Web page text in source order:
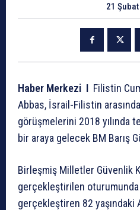
21
Haber Merkezi I Filistin
Abbas, İsrail-Filistin
görüşmelerini 2018 yılında
bir araya gelecek BM Barış
Birleşmiş Milletler Güvenlik
gerçekleştirilen
gerçekleştiren 82 yaşındaki